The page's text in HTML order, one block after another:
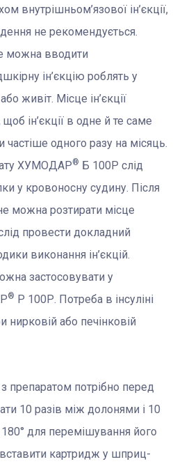
внутрішньом’язової ін’єкції,
не рекомендується.
можна вводити
ін’єкцію роблять у
живіт. Місце ін’єкції
ін’єкції в одне й те саме
одного разу на місяць.
ХУМОДАР® Б 100Р слід
у кровоносну судину. Після
можна розтирати місце
слід провести докладний
виконання ін’єкцій.
застосовувати у
® Р 100Р. Потреба в інсуліні
нирковій або печінковій
препаратом потрібно перед
10 разів між долонями і 10
для перемішування його
картридж у шприц-